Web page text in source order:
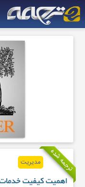
ترجمه شده مدیریت
اهمیت کیفیت خدمات